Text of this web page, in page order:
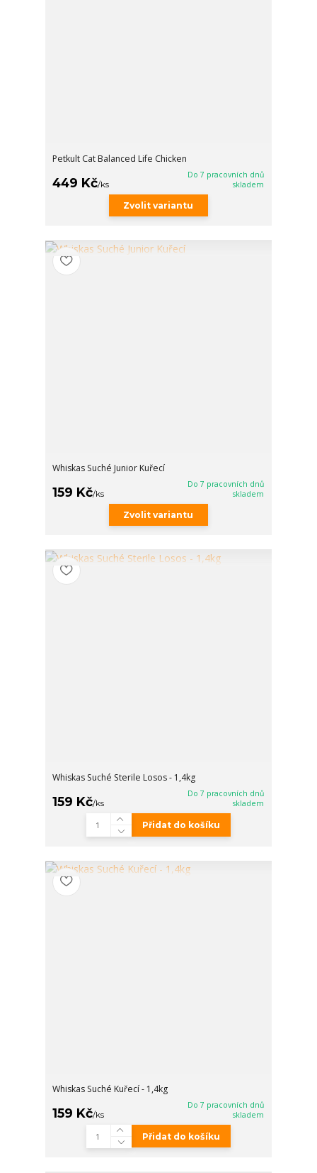
Petkult Cat Balanced Life Chicken
449 Kč/ks
Do 7 pracovních dnů
skladem
Zvolit variantu
Whiskas Suché Junior Kuřecí
159 Kč/ks
Do 7 pracovních dnů
skladem
Zvolit variantu
Whiskas Suché Sterile Losos - 1,4kg
159 Kč/ks
Do 7 pracovních dnů
skladem
Přidat do košíku
Whiskas Suché Kuřecí - 1,4kg
159 Kč/ks
Do 7 pracovních dnů
skladem
Přidat do košíku